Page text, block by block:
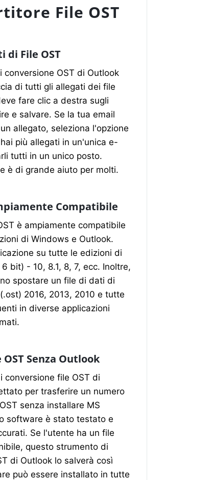
File OST
di File OST
conversione OST di Outlook
di tutti gli allegati dei file
fare clic a destra sugli
e salvare. Se la tua email
allegato, seleziona l'opzione
più allegati in un'unica e-
tutti in un unico posto.
è di grande aiuto per molti.
Compatibile
è ampiamente compatibile
di Windows e Outlook.
su tutte le edizioni di
bit) - 10, 8.1, 8, 7, ecc. Inoltre,
spostare un file di dati di
2016, 2013, 2010 e tutte
in diverse applicazioni
Senza Outlook
conversione file OST di
per trasferire un numero
senza installare MS
software è stato testato e
Se l'utente ha un file
questo strumento di
di Outlook lo salverà così
può essere installato in tutte